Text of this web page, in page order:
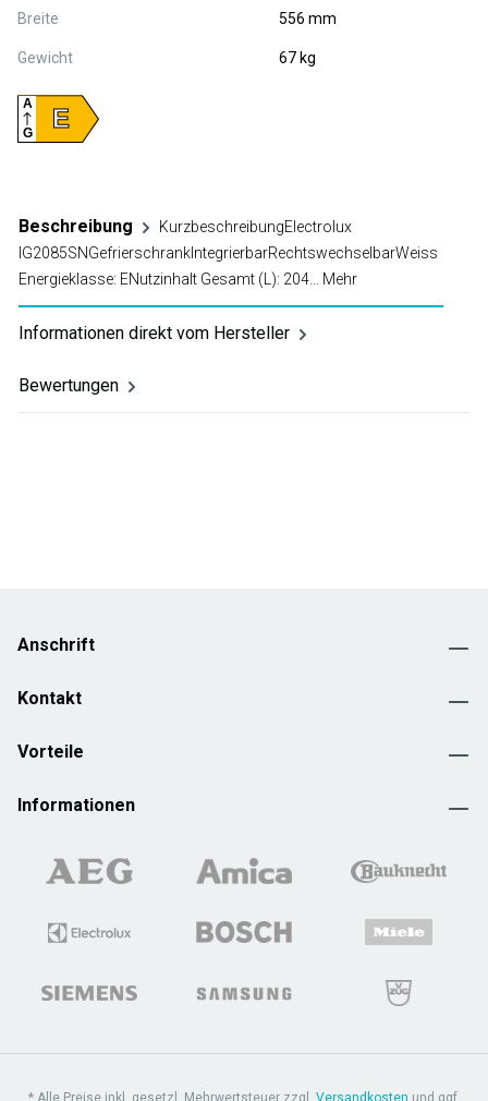
Breite 556 mm
Gewicht 67 kg
E
A
G
Beschreibung
KurzbeschreibungElectrolux
IG2085SNGefrierschrankIntegrierbarRechtswechselbarWeiss
Energieklasse: ENutzinhalt Gesamt (L): 204… Mehr
Informationen direkt vom Hersteller
Bewertungen
Anschrift
Kontakt
Vorteile
Informationen